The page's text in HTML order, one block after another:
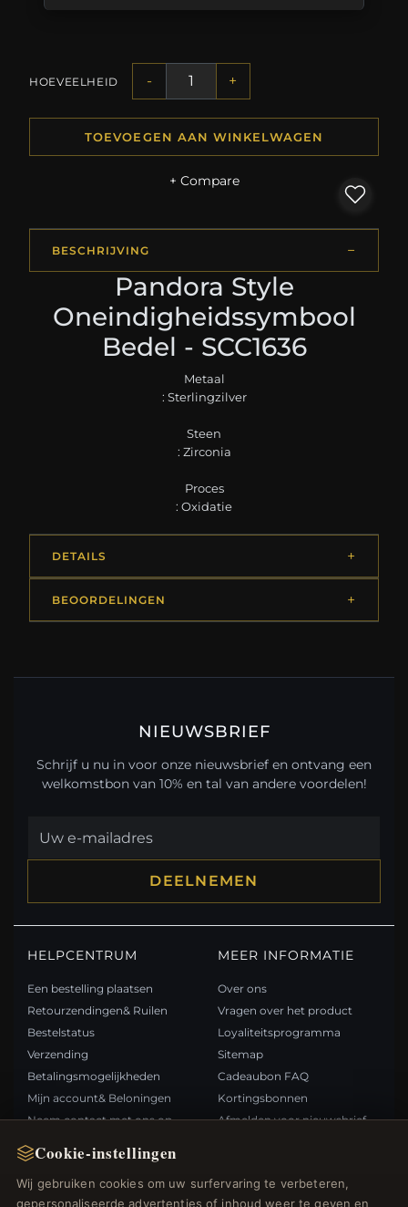
Cookie-instellingen
Wij gebruiken cookies om uw surfervaring te verbeteren,
gepersonaliseerde advertenties of inhoud weer te geven en
HOEVEELHEID - +
TOEVOEGEN AAN WINKELWAGEN
+ Compare
BESCHRIJVING
Pandora Style
Oneindigheidssymbool
Bedel - SCC1636
Metaal
: Sterlingzilver
Steen
: Zirconia
Proces
: Oxidatie
DETAILS
BEOORDELINGEN
NIEUWSBRIEF
Schrijf u nu in voor onze nieuwsbrief en ontvang een
welkomstbon van 10% en tal van andere voordelen!
DEELNEMEN
HELPCENTRUM
Een bestelling plaatsen
Retourzendingen& Ruilen
Bestelstatus
Verzending
Betalingsmogelijkheden
Mijn account& Beloningen
Neem contact met ons op
MEER INFORMATIE
Over ons
Vragen over het product
Loyaliteitsprogramma
Sitemap
Cadeaubon FAQ
Kortingsbonnen
Afmelden voor nieuwsbrief